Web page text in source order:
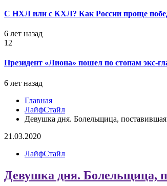
С НХЛ или с КХЛ? Как России проще
6 лет назад
12
Президент «Лиона» пошел по стопам экс-
6 лет назад
Главная
ЛайфСтайл
Девушка дня. Болельщица,
21.03.2020
ЛайфСтайл
Девушка дня. Болельщица,